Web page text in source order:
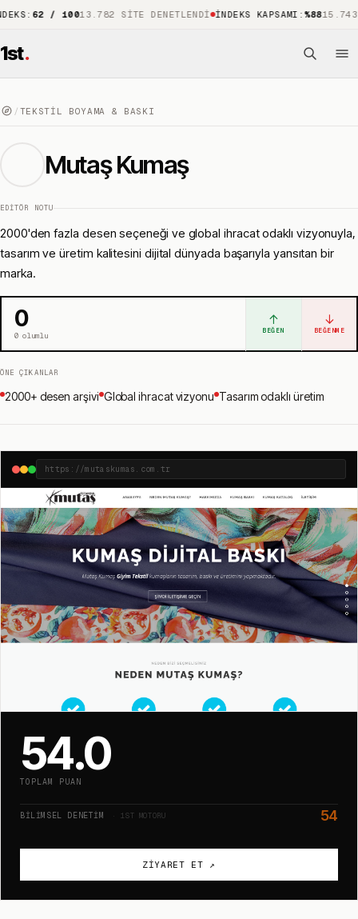
62 / 100 13.782 SITE DENETLENDI İNDEKS KAPSAMI:%8815.743 ÖNE
1st.
/ TEKSTIL BOYAMA & BASKI
Mutaş Kumaş
EDITÖR NOTU
2000'den fazla desen seçeneği ve global ihracat odaklı vizyonuyla,
tasarım ve üretim kalitesini dijital dünyada başarıyla yansıtan bir
marka.
0
0olumlu
↑
BEĞEN
↓
BEĞENME
ÖNE ÇIKANLAR
2000+ desen arşivi Global ihracat vizyonu Tasarım odaklı üretim
https://mutaskumas.com.tr
54.0
TOPLAM PUAN
BILIMSEL DENETIM · 1ST MOTORU 54
ZIYARET ET ↗